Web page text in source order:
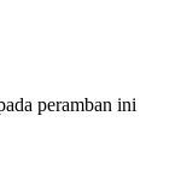
peramban ini